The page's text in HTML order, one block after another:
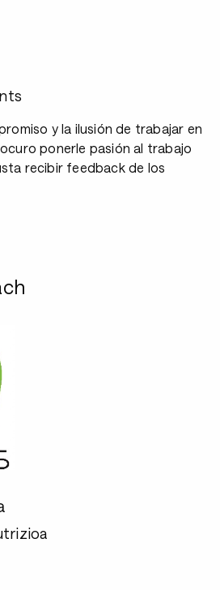
y la ilusión de trabajar en
ponerle pasión al trabajo
recibir feedback de los